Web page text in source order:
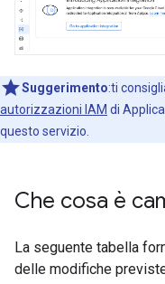
Suggerimento:ti
autorizzazioni IAM di
questo servizio.
Che cosa è
La seguente tabella
delle modifiche